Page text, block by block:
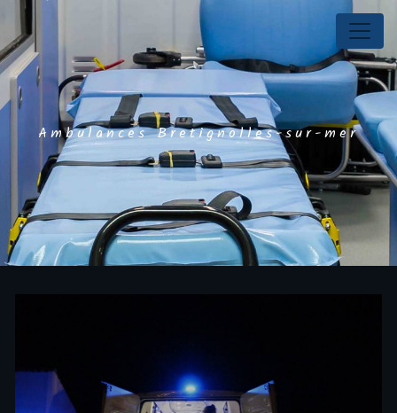
Panneau de gestion des cookies
Ambulances Bretignolles-sur-mer